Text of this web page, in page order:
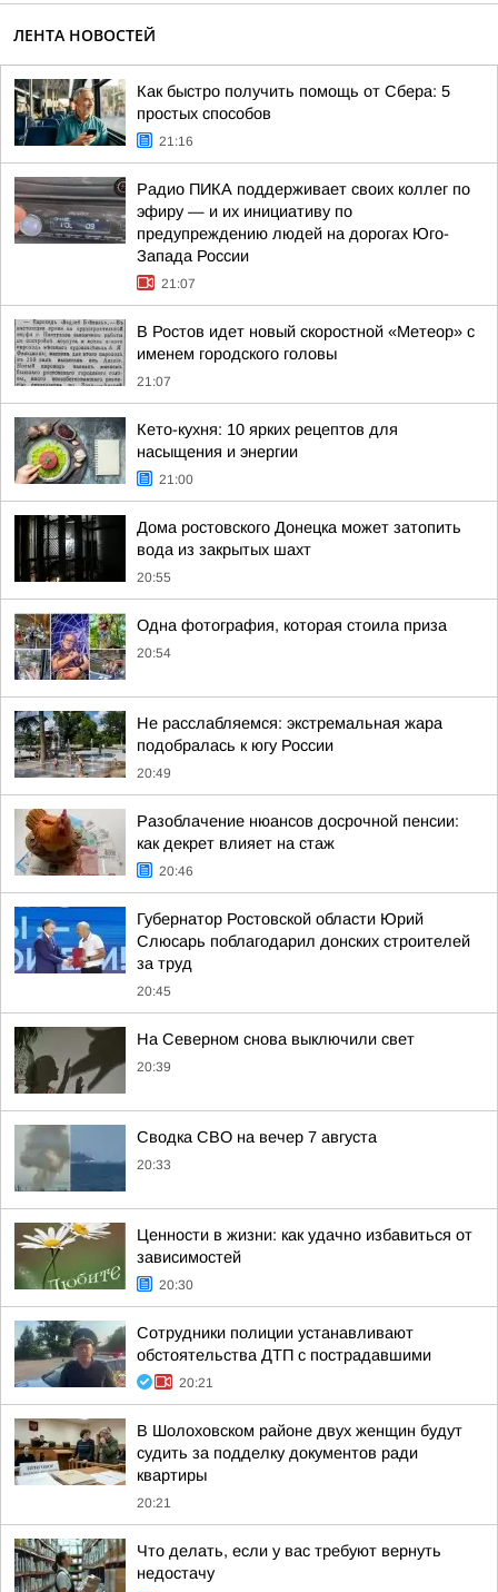
ЛЕНТА НОВОСТЕЙ
Как быстро получить помощь от Сбера: 5
простых способов
21:16
Радио ПИКА поддерживает своих коллег по
эфиру — и их инициативу по
предупреждению людей на дорогах Юго-
Запада России
21:07
В Ростов идет новый скоростной «Метеор» с
именем городского головы
21:07
Кето-кухня: 10 ярких рецептов для
насыщения и энергии
21:00
Дома ростовского Донецка может затопить
вода из закрытых шахт
20:55
Одна фотография, которая стоила приза
20:54
Не расслабляемся: экстремальная жара
подобралась к югу России
20:49
Разоблачение нюансов досрочной пенсии:
как декрет влияет на стаж
20:46
Губернатор Ростовской области Юрий
Слюсарь поблагодарил донских строителей
за труд
20:45
На Северном снова выключили свет
20:39
Сводка СВО на вечер 7 августа
20:33
Ценности в жизни: как удачно избавиться от
зависимостей
20:30
Сотрудники полиции устанавливают
обстоятельства ДТП с пострадавшими
20:21
В Шолоховском районе двух женщин будут
судить за подделку документов ради
квартиры
20:21
Что делать, если у вас требуют вернуть
недостачу